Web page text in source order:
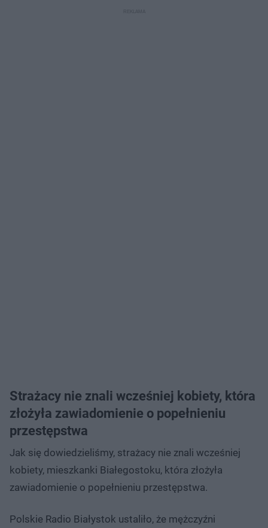
Strażacy nie znali wcześniej kobiety, która
złożyła zawiadomienie o popełnieniu
przestępstwa
Jak się dowiedzieliśmy, strażacy nie znali wcześniej
kobiety, mieszkanki Białegostoku, która złożyła
zawiadomienie o popełnieniu przestępstwa.
Polskie Radio Białystok ustaliło, że mężczyźni